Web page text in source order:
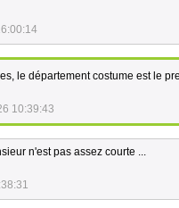
le département costume est le
10:39:43
n'est pas assez courte ...